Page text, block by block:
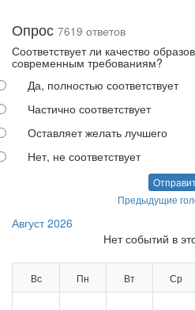
Опрос 7619 ответов
Соответствует ли качество
современным требованиям?
Да, полностью соответствует
Частично соответствует
Оставляет желать лучшего
Нет, не соответствует
Предыдущие
Август 2026
Нет событий в
Вс Пн Вт Ср